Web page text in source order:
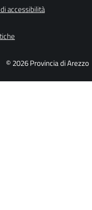
accessibilità
© 2026 Provincia di Arezzo